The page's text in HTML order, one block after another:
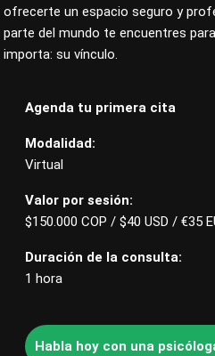
ofrecerte un espacio seguro y
parte del mundo te encuentres
importa: su vínculo.
Agenda tu primera cita
Modalidad:
Virtual
Valor por sesión:
$150.000 COP / $40 USD / €35
Duración de la consulta:
1 hora
Habla hoy con una